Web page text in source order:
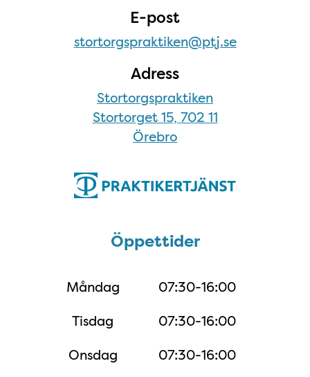
E-post
stortorgspraktiken@ptj.se
Adress
Stortorgspraktiken
Stortorget 15, 702 11
Örebro
Öppettider
Måndag
07:30-16:00
Tisdag
07:30-16:00
Onsdag
07:30-16:00